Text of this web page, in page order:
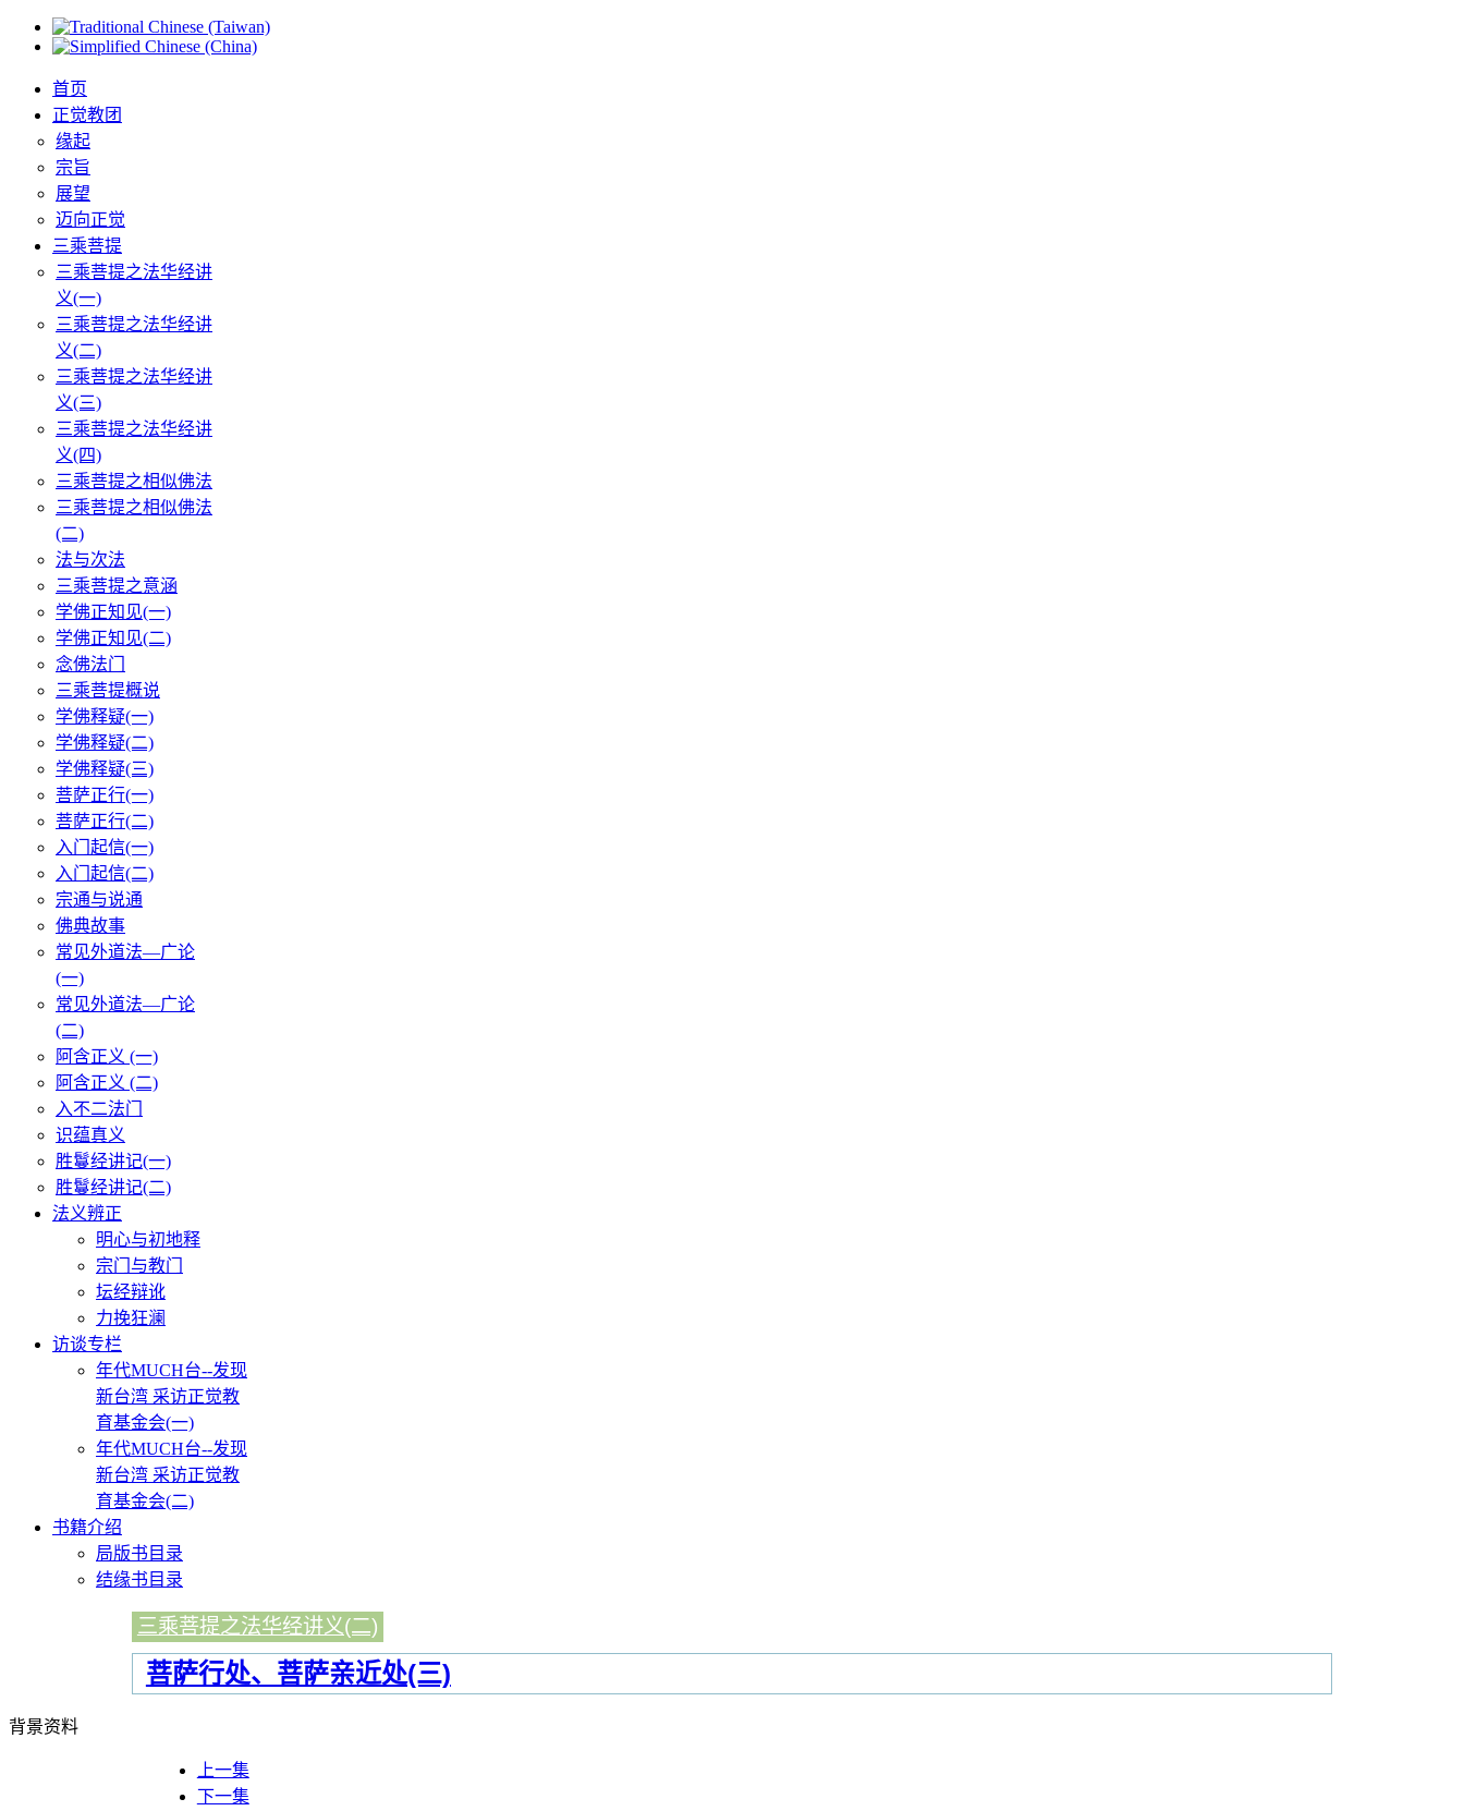
首页
正觉教团
缘起
宗旨
展望
迈向正觉
三乘菩提
三乘菩提之法华经讲
义(一)
三乘菩提之法华经讲
义(二)
三乘菩提之法华经讲
义(三)
三乘菩提之法华经讲
义(四)
三乘菩提之相似佛法
三乘菩提之相似佛法
(二)
法与次法
三乘菩提之意涵
学佛正知见(一)
学佛正知见(二)
念佛法门
三乘菩提概说
学佛释疑(一)
学佛释疑(二)
学佛释疑(三)
菩萨正行(一)
菩萨正行(二)
入门起信(一)
入门起信(二)
宗通与说通
佛典故事
常见外道法—广论
(一)
常见外道法—广论
(二)
阿含正义 (一)
阿含正义 (二)
入不二法门
识蕴真义
胜鬘经讲记(一)
胜鬘经讲记(二)
法义辨正
明心与初地释
宗门与教门
坛经辩讹
力挽狂澜
访谈专栏
年代MUCH台--发现
新台湾 采访正觉教
育基金会(一)
年代MUCH台--发现
新台湾 采访正觉教
育基金会(二)
书籍介绍
局版书目录
结缘书目录
三乘菩提之法华经讲义(二)
菩萨行处、菩萨亲近处(三)
背景资料
上一集
下一集